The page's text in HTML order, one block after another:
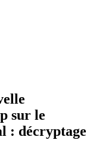
sur le
: décryptage